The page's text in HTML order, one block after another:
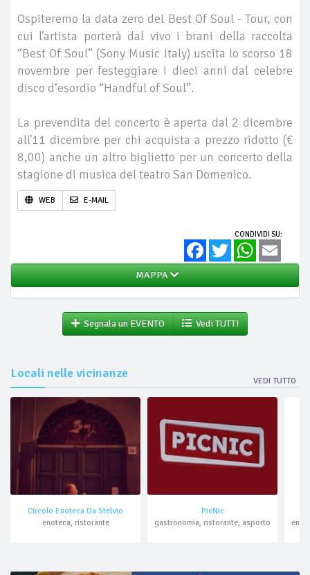
Ospiteremo la data zero del Best Of Soul - Tour, con
cui l'artista porterà dal vivo i brani della raccolta
“Best Of Soul” (Sony Music Italy) uscita lo scorso 18
novembre per festeggiare i dieci anni dal celebre
disco d’esordio “Handful of Soul”.
La prevendita del concerto è aperta dal 2 dicembre
all'11 dicembre per chi acquista a prezzo ridotto (€
8,00) anche un altro biglietto per un concerto della
stagione di musica del teatro San Domenico.
WEB E-MAIL
CONDIVIDI SU:
FacebookTwitter WhatsApp
MAPPA
Segnala un EVENTO Vedi TUTTI
Locali nelle vicinanze
VEDI TUTTO
Circolo Enoteca Da Stelvio
enoteca, ristorante
PicNic
gastronomia, ristorante, asporto